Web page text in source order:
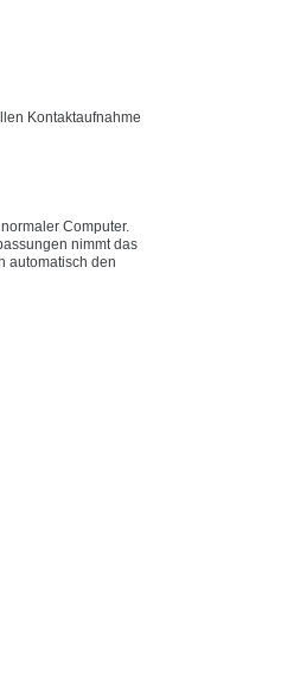
Kontaktaufnahme
Computer.
nimmt das
automatisch den